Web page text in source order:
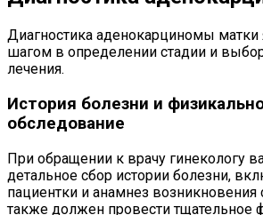
Диагностика аденокарциномы
шагом в определении стадии и
лечения.
История болезни и
обследование
При обращении к врачу гинекологу
детальное сбор истории болезни,
пациентки и анамнез
также должен провести тщательное